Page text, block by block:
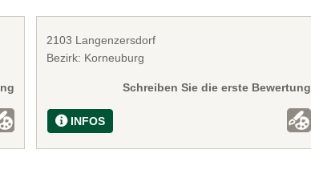
2103 Langenzersdorf
Bezirk: Korneuburg
Schreiben Sie die erste Bewertung
INFOS